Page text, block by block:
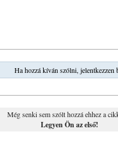
Ha hozzá kíván szólni, jelentkezzen
Még senki sem szólt hozzá ehhez a
Legyen Ön az első!